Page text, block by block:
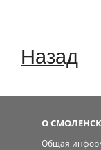
Назад
О
Общая